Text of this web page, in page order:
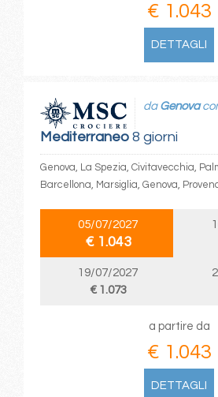
€ 1.043
DETTAGLI
Mediterraneo8 giorni
da Genova
Genova, La Spezia, Civitavecchia,
Barcellona, Marsiglia, Genova,
05/07/2027
€ 1.043
19/07/2027
€ 1.073
a partire da
€ 1.043
DETTAGLI